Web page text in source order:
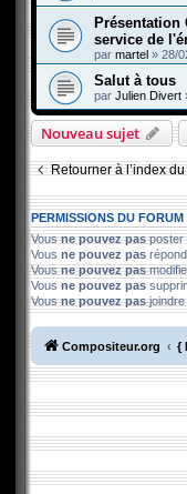
Présentation
service de
par martel » 28/
Salut à tous
par Julien Divert
Nouveau sujet
Retourner à l’index
PERMISSIONS DU FORUM
Vousne pouvez pasposter
Vous ne pouvez pas
Vousne pouvez pas
Vous ne pouvez pas
Vousne pouvez pasjoindre
Compositeur.org {